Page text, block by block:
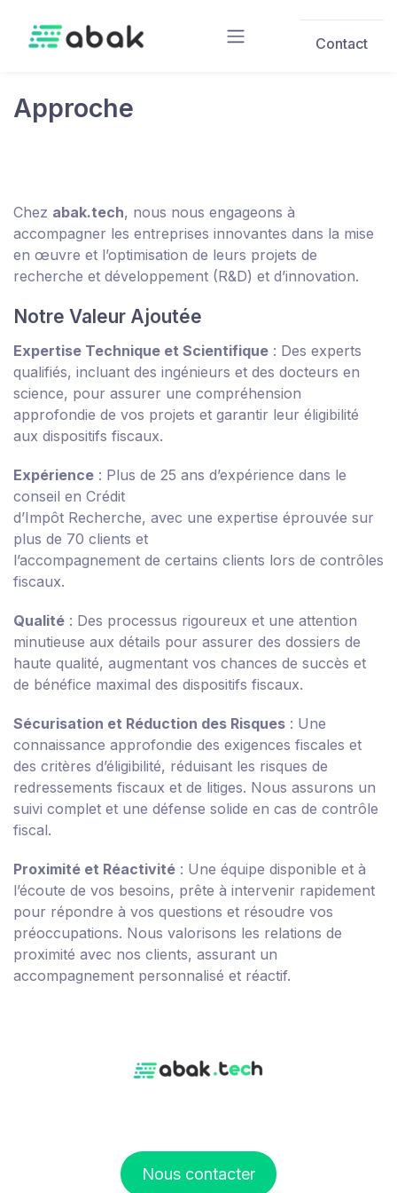
Contact
Approche
Chez abak.tech, nous nous engageons à
accompagner les entreprises innovantes dans la mise
en œuvre et l’optimisation de leurs projets de
recherche et développement (R&D) et d’innovation.
Notre Valeur Ajoutée
Expertise Technique et Scientifique : Des experts
qualifiés, incluant des ingénieurs et des docteurs en
science, pour assurer une compréhension
approfondie de vos projets et garantir leur éligibilité
aux dispositifs fiscaux.
Expérience : Plus de 25 ans d’expérience dans le
conseil en Crédit
d’Impôt Recherche, avec une expertise éprouvée sur
plus de 70 clients et
l’accompagnement de certains clients lors de contrôles
fiscaux.
Qualité : Des processus rigoureux et une attention
minutieuse aux détails pour assurer des dossiers de
haute qualité, augmentant vos chances de succès et
de bénéfice maximal des dispositifs fiscaux.
Sécurisation et Réduction des Risques : Une
connaissance approfondie des exigences fiscales et
des critères d’éligibilité, réduisant les risques de
redressements fiscaux et de litiges. Nous assurons un
suivi complet et une défense solide en cas de contrôle
fiscal.
Proximité et Réactivité : Une équipe disponible et à
l’écoute de vos besoins, prête à intervenir rapidement
pour répondre à vos questions et résoudre vos
préoccupations. Nous valorisons les relations de
proximité avec nos clients, assurant un
accompagnement personnalisé et réactif.
Nous contacter